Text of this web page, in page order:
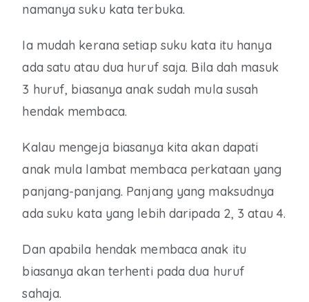
namanya suku kata terbuka.
Ia mudah kerana setiap suku kata itu hanya
ada satu atau dua huruf saja. Bila dah masuk
3 huruf, biasanya anak sudah mula susah
hendak membaca.
Kalau mengeja biasanya kita akan dapati
anak mula lambat membaca perkataan yang
panjang-panjang. Panjang yang maksudnya
ada suku kata yang lebih daripada 2, 3 atau 4.
Dan apabila hendak membaca anak itu
biasanya akan terhenti pada dua huruf
sahaja.